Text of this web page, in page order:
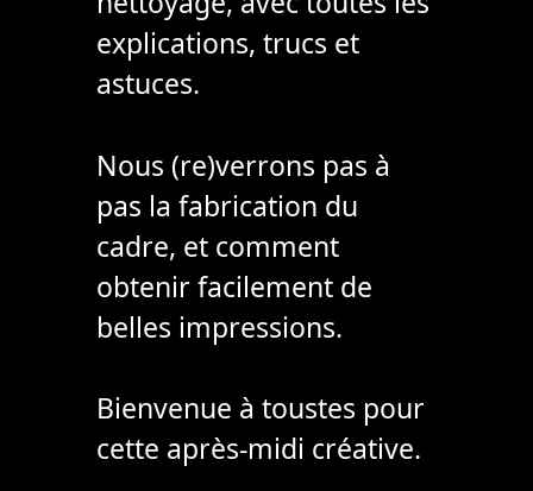
explications, trucs et
astuces.
Nous (re)verrons pas à
pas la fabrication du
cadre, et comment
obtenir facilement de
belles impressions.
Bienvenue à toustes pour
cette après-midi créative.